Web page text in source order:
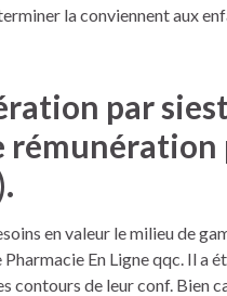
la conviennent aux
par
en valeur le milieu de
En Ligne qqc. Il a
contours de leur conf. Bien